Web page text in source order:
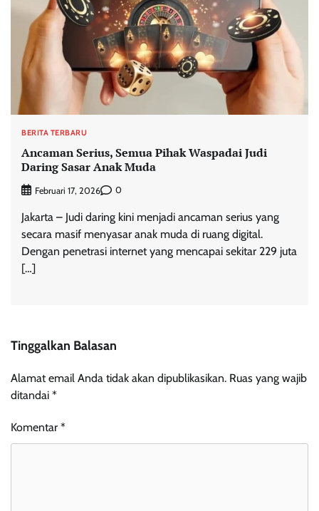
BERITA TERBARU
Ancaman Serius, Semua Pihak Waspadai Judi
Daring Sasar Anak Muda
Februari 17, 2026 0
Jakarta – Judi daring kini menjadi ancaman serius yang
secara masif menyasar anak muda di ruang digital.
Dengan penetrasi internet yang mencapai sekitar 229 juta
[…]
Tinggalkan Balasan
Alamat email Anda tidak akan dipublikasikan. Ruas yang wajib
ditandai *
Komentar *